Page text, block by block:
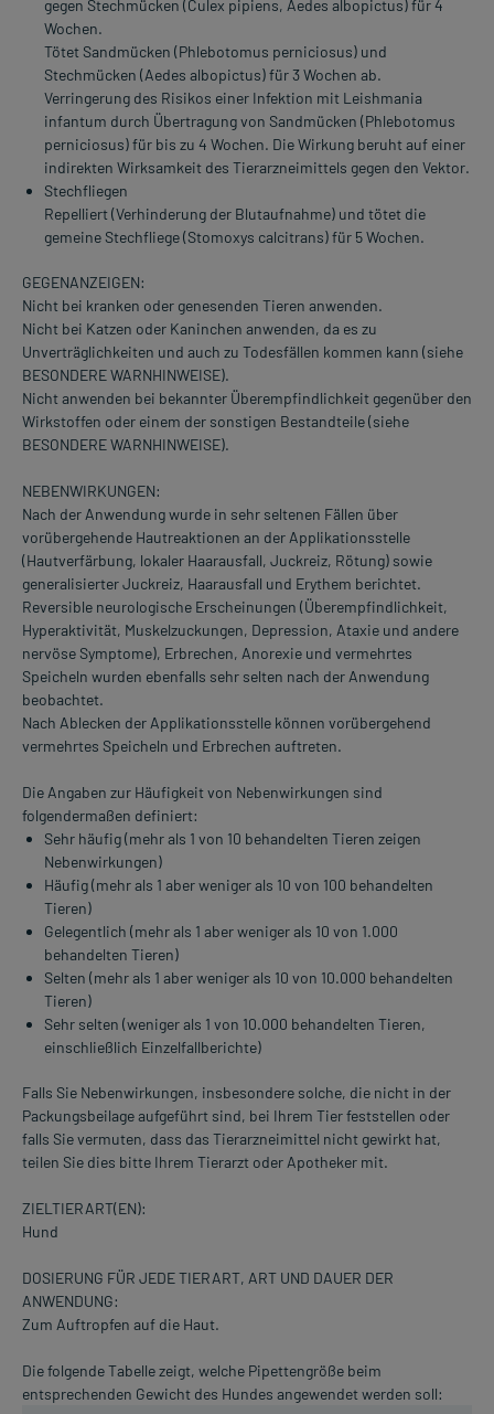
gegen Stechmücken (Culex pipiens, Aedes albopictus) für 4
Wochen.
Tötet Sandmücken (Phlebotomus perniciosus) und
Stechmücken (Aedes albopictus) für 3 Wochen ab.
Verringerung des Risikos einer Infektion mit Leishmania
infantum durch Übertragung von Sandmücken (Phlebotomus
perniciosus) für bis zu 4 Wochen. Die Wirkung beruht auf einer
indirekten Wirksamkeit des Tierarzneimittels gegen den Vektor.
Stechfliegen
Repelliert (Verhinderung der Blutaufnahme) und tötet die
gemeine Stechfliege (Stomoxys calcitrans) für 5 Wochen.
GEGENANZEIGEN:
Nicht bei kranken oder genesenden Tieren anwenden.
Nicht bei Katzen oder Kaninchen anwenden, da es zu
Unverträglichkeiten und auch zu Todesfällen kommen kann (siehe
BESONDERE WARNHINWEISE).
Nicht anwenden bei bekannter Überempfindlichkeit gegenüber den
Wirkstoffen oder einem der sonstigen Bestandteile (siehe
BESONDERE WARNHINWEISE).
NEBENWIRKUNGEN:
Nach der Anwendung wurde in sehr seltenen Fällen über
vorübergehende Hautreaktionen an der Applikationsstelle
(Hautverfärbung, lokaler Haarausfall, Juckreiz, Rötung) sowie
generalisierter Juckreiz, Haarausfall und Erythem berichtet.
Reversible neurologische Erscheinungen (Überempfindlichkeit,
Hyperaktivität, Muskelzuckungen, Depression, Ataxie und andere
nervöse Symptome), Erbrechen, Anorexie und vermehrtes
Speicheln wurden ebenfalls sehr selten nach der Anwendung
beobachtet.
Nach Ablecken der Applikationsstelle können vorübergehend
vermehrtes Speicheln und Erbrechen auftreten.
Die Angaben zur Häufigkeit von Nebenwirkungen sind
folgendermaßen definiert:
Sehr häufig (mehr als 1 von 10 behandelten Tieren zeigen
Nebenwirkungen)
Häufig (mehr als 1 aber weniger als 10 von 100 behandelten
Tieren)
Gelegentlich (mehr als 1 aber weniger als 10 von 1.000
behandelten Tieren)
Selten (mehr als 1 aber weniger als 10 von 10.000 behandelten
Tieren)
Sehr selten (weniger als 1 von 10.000 behandelten Tieren,
einschließlich Einzelfallberichte)
Falls Sie Nebenwirkungen, insbesondere solche, die nicht in der
Packungsbeilage aufgeführt sind, bei Ihrem Tier feststellen oder
falls Sie vermuten, dass das Tierarzneimittel nicht gewirkt hat,
teilen Sie dies bitte Ihrem Tierarzt oder Apotheker mit.
ZIELTIERART(EN):
Hund
DOSIERUNG FÜR JEDE TIERART, ART UND DAUER DER
ANWENDUNG:
Zum Auftropfen auf die Haut.
Die folgende Tabelle zeigt, welche Pipettengröße beim
entsprechenden Gewicht des Hundes angewendet werden soll: